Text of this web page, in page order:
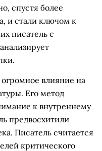
спустя более
и стали ключом к
писатель с
огромное влияние на
Его метод
к внутреннему
предвосхитили
Писатель считается
критического